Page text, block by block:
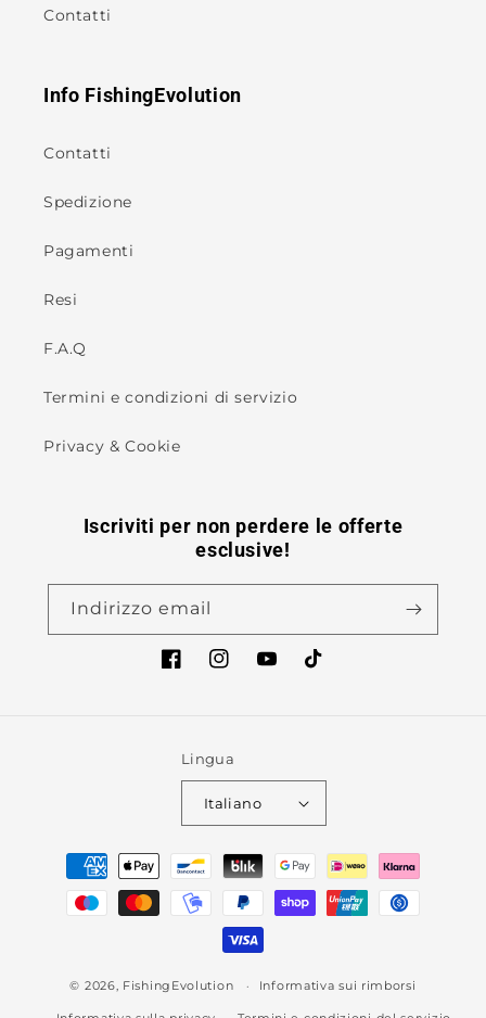
Contatti
Info FishingEvolution
Contatti
Spedizione
Pagamenti
Resi
F.A.Q
Termini e condizioni di servizio
Privacy & Cookie
Iscriviti per non perdere le offerte
esclusive!
Indirizzo email
FacebookInstagramYouTubeTikTok
Lingua
Italiano
Metodi
pagamento
© 2026, FishingEvolution Informativa sui rimborsi